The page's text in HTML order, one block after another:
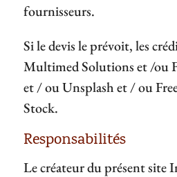
fournisseurs.
Si le devis le prévoit, les
Multimed Solutions et /ou
et / ou Unsplash et / ou
Stock.
Responsabilités
Le créateur du présent site